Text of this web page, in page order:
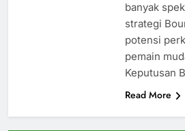
banyak
strategi
potensi
pemain
Keputusan
Read More